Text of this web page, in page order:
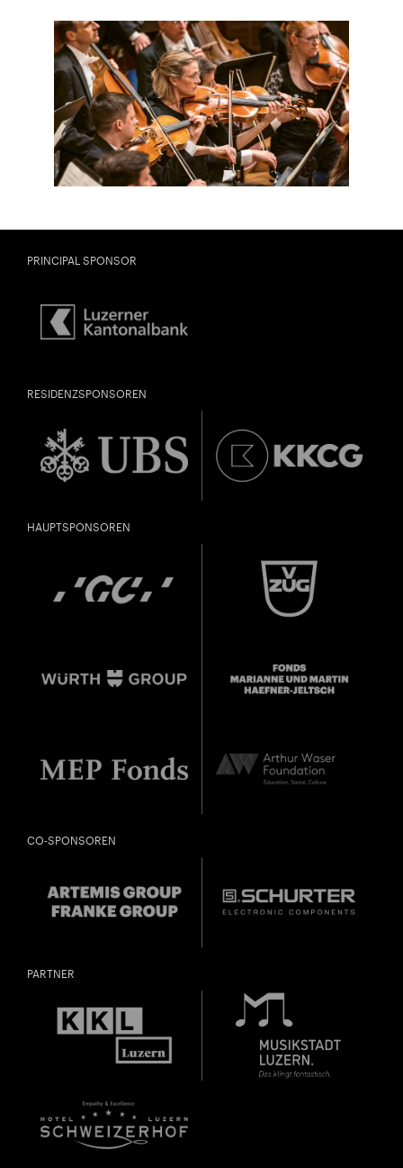
LIED DER NACHT – MAHLER 7
Freunde oder Bekannte via E-Mail oder Facebook-
City Lights
oder jünger.
Thomas und Doris
Ammann Stiftung
Jahrgang 1997 oder älter
Geburtsdatum: Überprüfen
PRINCIPAL SPONSOR
RESIDENZSPONSOREN
HAUPTSPONSOREN
CO-SPONSOREN
PARTNER